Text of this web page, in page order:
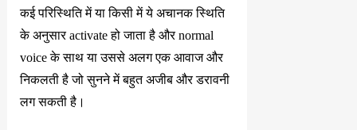
कई परिस्थिति में या किसी में ये अचानक स्थिति
के अनुसार activate हो जाता है और normal
voice के साथ या उससे अलग एक आवाज और
निकलती है जो सुनने में बहुत अजीब और डरावनी
लग सकती है।